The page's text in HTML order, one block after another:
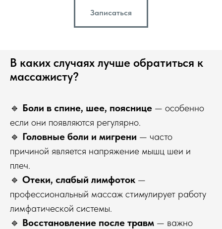
Записаться
В каких случаях лучше обратиться к
массажисту?
🔹 Боли в спине, шее, пояснице — особенно
если они появляются регулярно.
🔹 Головные боли и мигрени — часто
причиной является напряжение мышц шеи и
плеч.
🔹 Отеки, слабый лимфоток —
профессиональный массаж стимулирует работу
лимфатической системы.
🔹 Восстановление после травм — важно